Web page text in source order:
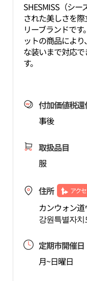
SHESMISS（シ
された美しさを
リーブランドで
ットの商品によ
な装いまで対応
す。
付加価値税還
事後
取扱品目
服
住所 アク
カンウォン
강원특별자치
定期市開催日
月~日曜日